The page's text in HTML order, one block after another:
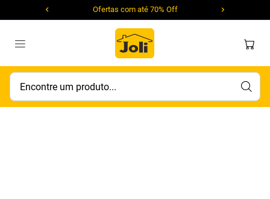
Ofertas com até 70% Off
Encontre um produto...